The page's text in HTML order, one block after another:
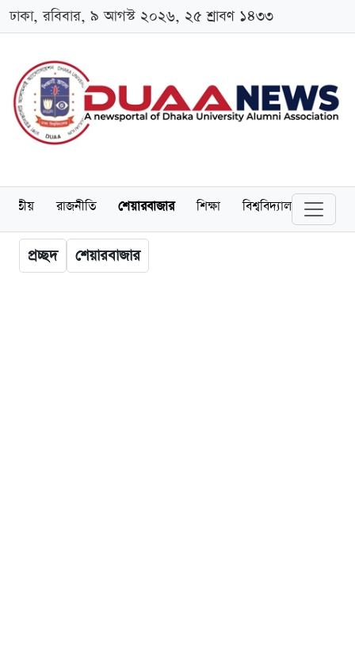
ঢাকা, রবিবার, ৯ আগস্ট ২০২৬, ২৫ শ্রাবণ ১৪৩৩
জাতীয় রাজনীতি শেয়ারবাজার শিক্ষা বিশ্ববিদ্যালয়
প্রচ্ছদ শেয়ারবাজার